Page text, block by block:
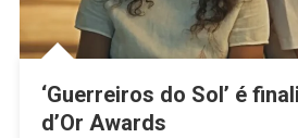
‘Guerreiros do Sol’ é
d’Or Awards